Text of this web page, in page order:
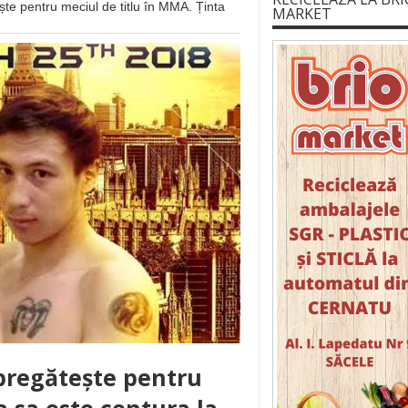
pentru meciul de titlu în MMA. Ținta
pentru
MARKET